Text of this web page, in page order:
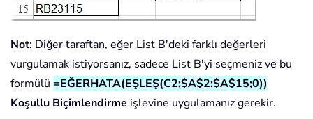
Not: Diğer taraftan, eğer List B'deki farklı değerleri
vurgulamak istiyorsanız, sadece List B'yi seçmeniz ve bu
formülü =EĞERHATA(EŞLEŞ(C2;$A$2:$A$15;0))
Koşullu Biçimlendirme işlevine uygulamanız gerekir.